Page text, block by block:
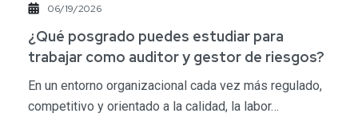
06/19/2026
¿Qué posgrado puedes estudiar para
trabajar como auditor y gestor de riesgos?​
En un entorno organizacional cada vez más regulado,
competitivo y orientado a la calidad, la labor…